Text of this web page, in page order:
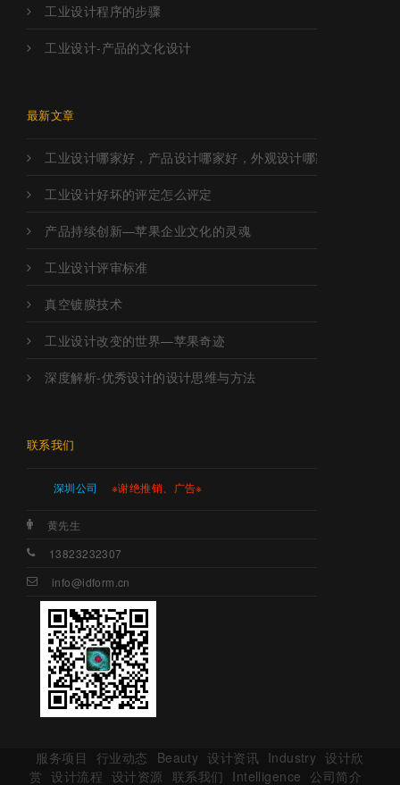
工业设计程序的步骤
工业设计-产品的文化设计
最新文章
工业设计哪家好，产品设计哪家好，外观设计哪家好，工业设
工业设计好坏的评定怎么评定
产品持续创新—苹果企业文化的灵魂
工业设计评审标准
真空镀膜技术
工业设计改变的世界—苹果奇迹
深度解析-优秀设计的设计思维与方法
联系我们
深圳公司 ※谢绝推销、广告※
黄先生
13823232307
info@idform.cn
服务项目 行业动态 Beauty 设计资讯 Industry 设计欣
赏 设计流程 设计资源 联系我们 Intelligence 公司简介